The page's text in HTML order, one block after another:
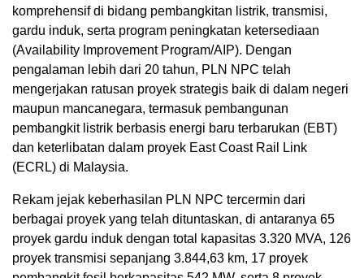
komprehensif di bidang pembangkitan listrik, transmisi,
gardu induk, serta program peningkatan ketersediaan
(Availability Improvement Program/AIP). Dengan
pengalaman lebih dari 20 tahun, PLN NPC telah
mengerjakan ratusan proyek strategis baik di dalam negeri
maupun mancanegara, termasuk pembangunan
pembangkit listrik berbasis energi baru terbarukan (EBT)
dan keterlibatan dalam proyek East Coast Rail Link
(ECRL) di Malaysia.
Rekam jejak keberhasilan PLN NPC tercermin dari
berbagai proyek yang telah dituntaskan, di antaranya 65
proyek gardu induk dengan total kapasitas 3.320 MVA, 126
proyek transmisi sepanjang 3.844,63 km, 17 proyek